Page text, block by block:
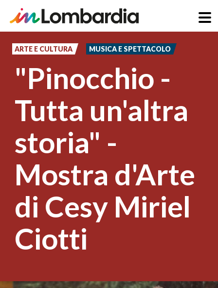
principale
ARTE E CULTURA MUSICA E SPETTACOLO
"Pinocchio -
Tutta un'altra
storia" -
Mostra d'Arte
di Cesy Miriel
Ciotti